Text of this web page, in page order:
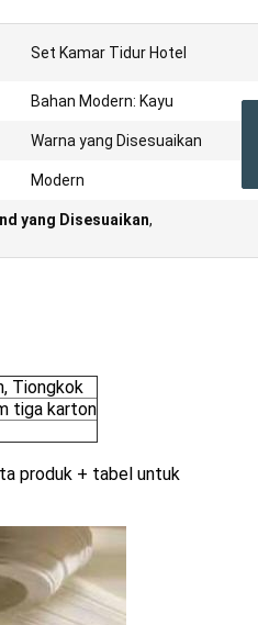
Set Kamar Tidur Hotel
Bahan Modern: Kayu
Warna yang Disesuaikan
Modern
yang Disesuaikan,
Tiongkok
tiga karton
produk + tabel untuk